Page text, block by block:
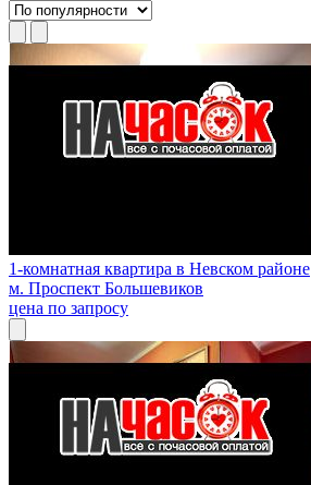
1-комнатная квартира в Невском районе
м. Проспект Большевиков
цена по запросу